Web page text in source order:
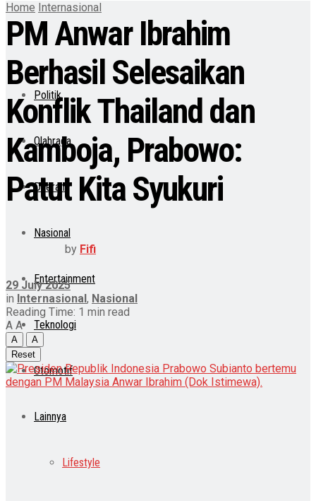
Politik
Olahraga
Daerah
Nasional
Entertainment
Teknologi
Otomotif
Lainnya
Lifestyle
Home Internasional
PM Anwar Ibrahim
Berhasil Selesaikan
Konflik Thailand dan
Kamboja, Prabowo:
Patut Kita Syukuri
by Fifi
29 July 2025
in Internasional , Nasional
Reading Time: 1 min read
A A
A
A
Reset